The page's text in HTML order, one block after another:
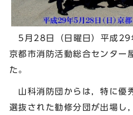
5月28日（日曜日）平成29
京都市消防活動総合センター
た。
山科消防団からは，特に優
選抜された勧修分団が出場し